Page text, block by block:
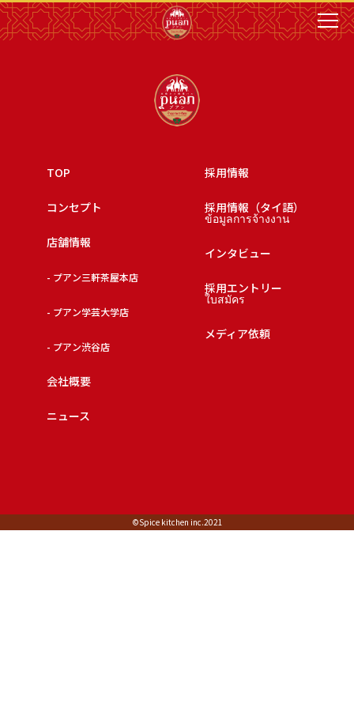
TOP
コンセプト
店舗情報
- プアン三軒茶屋本店
- プアン学芸大学店
- プアン渋谷店
会社概要
ニュース
採用情報
採用情報（タイ語）
ข้อมูลการจ้างงาน
インタビュー
採用エントリー
ใบสมัคร
メディア依頼
©︎Spice kitchen inc.2021